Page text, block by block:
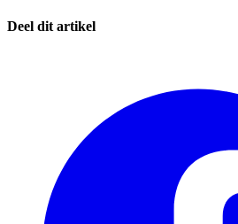
Deel dit artikel